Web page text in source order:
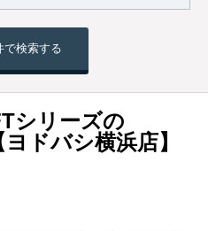
で検索する
シリーズの
ヨドバシ横浜店】